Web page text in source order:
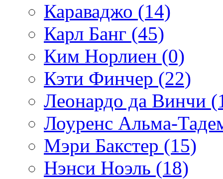
Караваджо (14)
Карл Банг (45)
Ким Норлиен (0)
Кэти Финчер (22)
Леонардо да Винчи
Лоуренс Альма-
Мэри Бакстер (15)
Нэнси Ноэль (18)